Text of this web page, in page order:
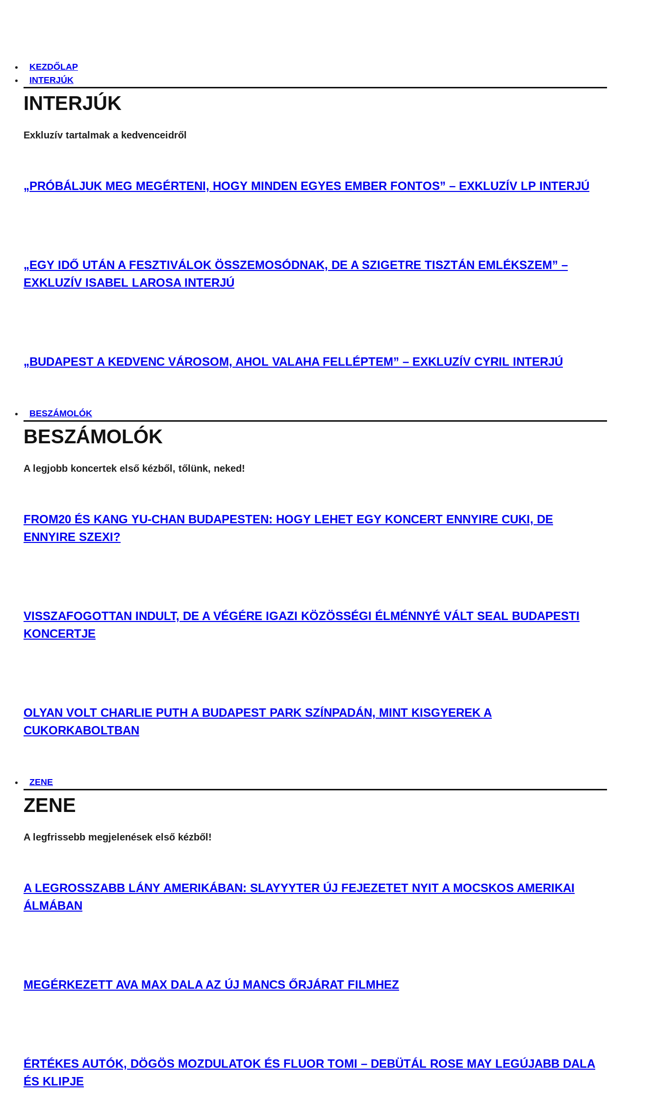
KEZDŐLAP
INTERJÚK
INTERJÚK
Exkluzív tartalmak a kedvenceidről
„PRÓBÁLJUK MEG MEGÉRTENI, HOGY MINDEN EGYES EMBER FONTOS” – EXKLUZÍV LP INTERJÚ
„EGY IDŐ UTÁN A FESZTIVÁLOK ÖSSZEMOSÓDNAK, DE A SZIGETRE TISZTÁN EMLÉKSZEM” –
EXKLUZÍV ISABEL LAROSA INTERJÚ
„BUDAPEST A KEDVENC VÁROSOM, AHOL VALAHA FELLÉPTEM” – EXKLUZÍV CYRIL INTERJÚ
BESZÁMOLÓK
BESZÁMOLÓK
A legjobb koncertek első kézből, tőlünk, neked!
FROM20 ÉS KANG YU-CHAN BUDAPESTEN: HOGY LEHET EGY KONCERT ENNYIRE CUKI, DE
ENNYIRE SZEXI?
VISSZAFOGOTTAN INDULT, DE A VÉGÉRE IGAZI KÖZÖSSÉGI ÉLMÉNNYÉ VÁLT SEAL BUDAPESTI
KONCERTJE
OLYAN VOLT CHARLIE PUTH A BUDAPEST PARK SZÍNPADÁN, MINT KISGYEREK A
CUKORKABOLTBAN
ZENE
ZENE
A legfrissebb megjelenések első kézből!
A LEGROSSZABB LÁNY AMERIKÁBAN: SLAYYYTER ÚJ FEJEZETET NYIT A MOCSKOS AMERIKAI
ÁLMÁBAN
MEGÉRKEZETT AVA MAX DALA AZ ÚJ MANCS ŐRJÁRAT FILMHEZ
ÉRTÉKES AUTÓK, DÖGÖS MOZDULATOK ÉS FLUOR TOMI – DEBÜTÁL ROSE MAY LEGÚJABB DALA
ÉS KLIPJE